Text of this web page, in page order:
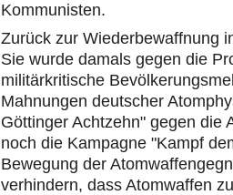
Kommunisten.
Zurück zur Wiederbewaffnung
Sie wurde damals gegen die
militärkritische
Mahnungen deutscher
Göttinger Achtzehn" gegen die
noch die Kampagne "Kampf
Bewegung der
verhindern, dass Atomwaffen